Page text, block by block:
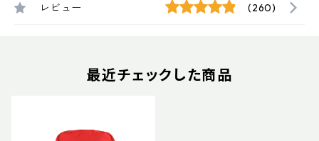
レビュー (260)
最近チェックした商品